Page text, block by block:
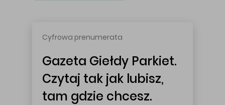
Cyfrowa prenumerata
Gazeta Giełdy Parkiet.
Czytaj tak jak lubisz,
tam gdzie chcesz.